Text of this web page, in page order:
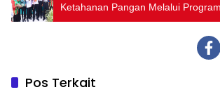
Ketahanan Pangan Melalui
Pos Terkait